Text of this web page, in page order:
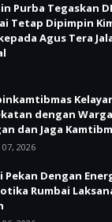
Purba Tegaskan
Tetap Dipimpin
Agus Tera
dengan
dan Jaga
07, 2026
Pekan Dengan
Rumbai